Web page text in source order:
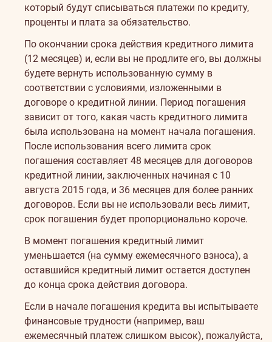
который будут списываться платежи по кредиту,
проценты и плата за обязательство.
По окончании срока действия кредитного лимита
(12 месяцев) и, если вы не продлите его, вы должны
будете вернуть использованную сумму в
соответствии с условиями, изложенными в
договоре о кредитной линии. Период погашения
зависит от того, какая часть кредитного лимита
была использована на момент начала погашения.
После использования всего лимита срок
погашения составляет 48 месяцев для договоров
кредитной линии, заключенных начиная с 10
августа 2015 года, и 36 месяцев для более ранних
договоров. Если вы не использовали весь лимит,
срок погашения будет пропорционально короче.
В момент погашения кредитный лимит
уменьшается (на сумму ежемесячного взноса), а
оставшийся кредитный лимит остается доступен
до конца срока действия договора.
Если в начале погашения кредита вы испытываете
финансовые трудности (например, ваш
ежемесячный платеж слишком высок), пожалуйста,